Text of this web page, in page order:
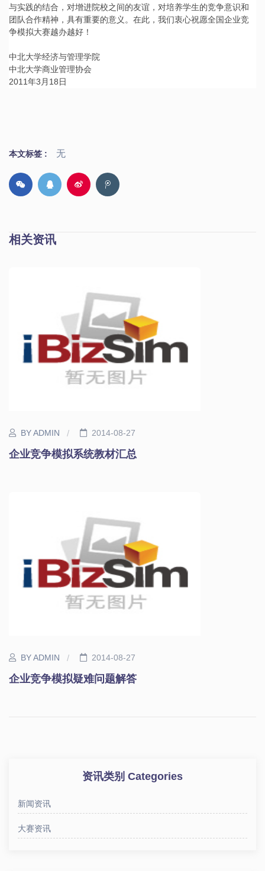
与实践的结合，对增进院校之间的友谊，对培养学生的竞争意识和
团队合作精神，具有重要的意义。在此，我们衷心祝愿全国企业竞
争模拟大赛越办越好！
中北大学经济与管理学院
中北大学商业管理协会
2011年3月18日
本文标签 : 无
相关资讯
BY ADMIN 2014-08-27
企业竞争模拟系统教材汇总
BY ADMIN 2014-08-27
企业竞争模拟疑难问题解答
资讯类别 Categories
新闻资讯
大赛资讯